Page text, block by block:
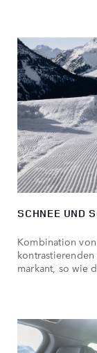
SCHNEE UND
Kombination
markant, so wie